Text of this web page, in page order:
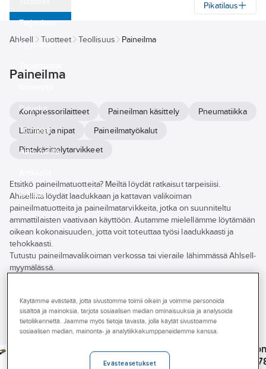
‎Tarjoukset
Myymälät
Palvelut
Toimialat
Asioi meillä
A-klubi
Pikatilaus
Ahlsell Tuotteet Teollisuus Paineilma
Paineilma
Kompressorilaitteet Paineilman käsittely
Pneumatiikka
Liittimet ja nipat
Paineilmatyökalut
Pintakäsittelytarvikkeet
Etsitkö paineilmatuotteita? Meiltä löydät ratkaisut tarpeisiisi.
Ahlsellilta löydät laadukkaan ja kattavan valikoiman
paineilmatuotteita ja paineilmatarvikkeita, jotka on suunniteltu
ammattilaisten vaativaan käyttöön. Autamme mielellämme löytämään
oikean kokonaisuuden, jotta voit toteuttaa työsi laadukkaasti ja
tehokkaasti.
Tutustu paineilmavalikoiman verkossa tai vieraile lähimmässä Ahlsell-
myymälässä.
Varastossa
suodattimet
Renkaantäyttölaite
IRONSIDE
Suorahiomakone
IRONSIDE
Mutterinväännin
Ironside C557
Ironside
Käytämme evästeitä, jotta sivustomme toimii oikein ja voimme personoida
sisältöä ja mainoksia, tarjota sosiaalisen median ominaisuuksia ja analysoida
tietoliikennettä. Jaamme myös tietoja tavasta, jolla käytät sivustoamme
sosiaalisen median, mainonta- ja analytiikkakumppaneidemme kanssa.
Evästeasetukset